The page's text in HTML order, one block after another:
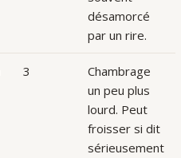
désamorcé
par un rire.
3
Chambrage
un peu plus
lourd. Peut
froisser si dit
sérieusement